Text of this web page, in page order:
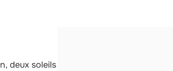
deux soleils